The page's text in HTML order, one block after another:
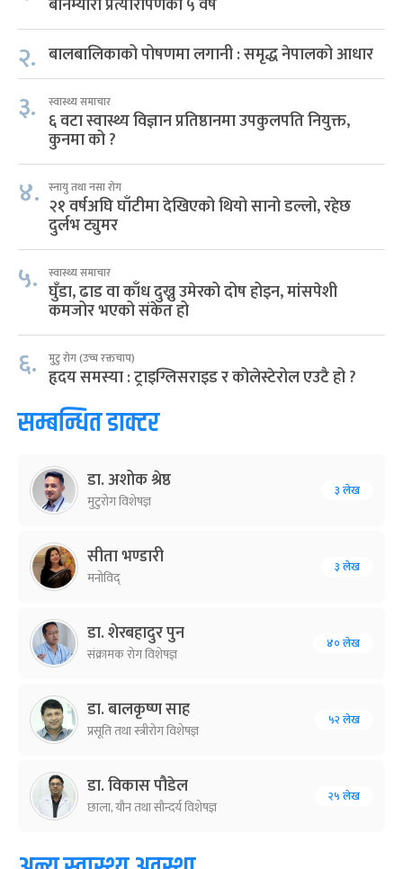
बोनम्यारो प्रत्यारोपणका ५ वर्ष
२. बालबालिकाको पोषणमा लगानी : समृद्ध नेपालको आधार
३. स्वास्थ्य समाचार
६ वटा स्वास्थ्य विज्ञान प्रतिष्ठानमा उपकुलपति नियुक्त,
कुनमा को ?
४. स्नायु तथा नसा रोग
२१ वर्षअघि घाँटीमा देखिएको थियो सानो डल्लो, रहेछ
दुर्लभ ट्युमर
५. स्वास्थ्य समाचार
घुँडा, ढाड वा काँध दुख्नु उमेरको दोष होइन, मांसपेशी
कमजोर भएको संकेत हो
६. मुटु रोग (उच्च रक्तचाप)
हृदय समस्या : ट्राइग्लिसराइड र कोलेस्टेरोल एउटै हो ?
सम्बन्धित डाक्टर
डा. अशोक श्रेष्ठ
मुटुरोग विशेषज्ञ
३ लेख
सीता भण्डारी
मनोविद्
३ लेख
डा. शेरबहादुर पुन
संक्रामक रोग विशेषज्ञ
४० लेख
डा. बालकृष्ण साह
प्रसूति तथा स्त्रीरोग विशेषज्ञ
५२ लेख
डा. विकास पौडेल
छाला, यौन तथा सौन्दर्य विशेषज्ञ
२५ लेख